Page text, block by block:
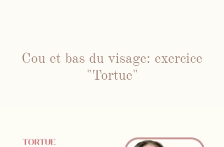
Cou et bas du visage: exercice
"Tortue"